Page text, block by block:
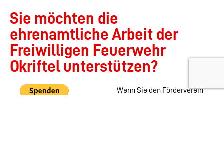
Sie möchten die
ehrenamtliche Arbeit der
Freiwilligen Feuerwehr
Okriftel unterstützen?
Wenn Sie den Förderverein